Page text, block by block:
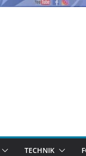
TECHNIK